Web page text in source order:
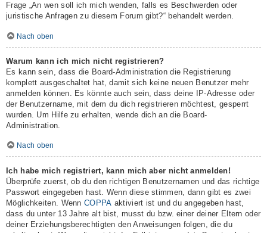
Frage „An wen soll ich mich wenden, falls es Beschwerden oder
juristische Anfragen zu diesem Forum gibt?“ behandelt werden.
Nach oben
Warum kann ich mich nicht registrieren?
Es kann sein, dass die Board-Administration die Registrierung
komplett ausgeschaltet hat, damit sich keine neuen Benutzer mehr
anmelden können. Es könnte auch sein, dass deine IP-Adresse oder
der Benutzername, mit dem du dich registrieren möchtest, gesperrt
wurden. Um Hilfe zu erhalten, wende dich an die Board-
Administration.
Nach oben
Ich habe mich registriert, kann mich aber nicht anmelden!
Überprüfe zuerst, ob du den richtigen Benutzernamen und das richtige
Passwort eingegeben hast. Wenn diese stimmen, dann gibt es zwei
Möglichkeiten. WennCOPPA aktiviert ist und du angegeben hast,
dass du unter 13 Jahre alt bist, musst du bzw. einer deiner Eltern oder
deiner Erziehungsberechtigten den Anweisungen folgen, die du